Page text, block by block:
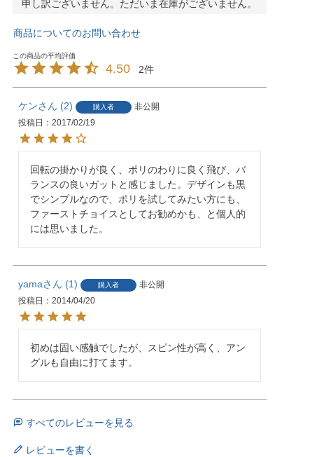
申し訳ございません。ただいま在庫がございません。
商品についてのお問い合わせ
4.50 2
ケン 2 購入者
非公開
投稿日
2017/02/19
回転の掛かりが良く、ポリのわりに良く飛び、バ
ランスの良いガットと感じました。デザインも黒
でシンプルなので、ポリを試してみたい方にも、
ファーストチョイスとしてお勧めかも、と個人的
には思いました。
yama 1 購入者
非公開
投稿日
2014/04/20
初めは固い感触でしたが、スピン性が高く、アン
グルも自由に打てます。
すべてのレビューを見る
レビューを書く